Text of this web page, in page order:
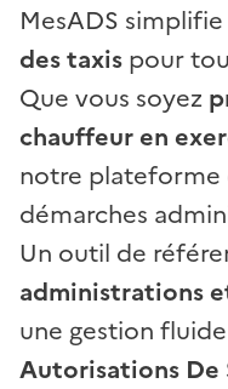
MesADS simplifie
des taxis pour
Que vous soyez
chauffeur en
notre plateforme
démarches
Un outil de
administrations
une gestion
Autorisations